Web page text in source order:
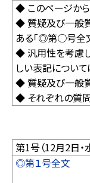
◆ このページか
◆ 質疑及び一般質
ある「◎第○号全文
◆ 汎用性を考慮
しい表記について
◆ 質疑及び一般質
◆ それぞれの質問
第1号（12月2日・
◎第１号全文